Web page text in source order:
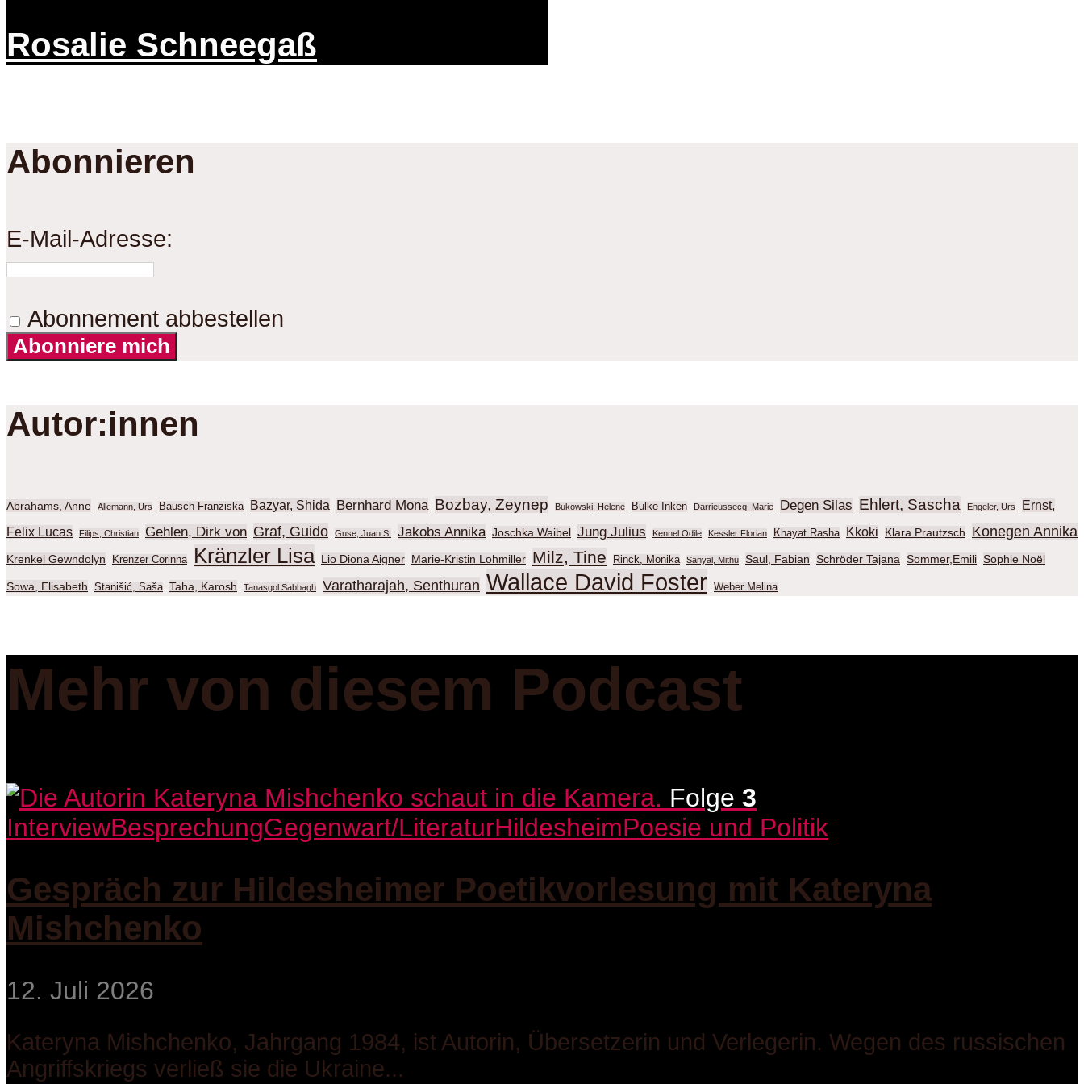
Rosalie Schneegaß
Abonnieren
E-Mail-Adresse:
Abonnement abbestellen
Abonniere mich
Autor:innen
Abrahams, Anne Allemann, Urs Bausch Franziska Bazyar, Shida Bernhard Mona Bozbay, Zeynep Bukowski, Helene Bulke Inken Darrieussecq, Marie Degen Silas Ehlert, Sascha Engeler, Urs
Ernst,
Felix Lucas
Filips, Christian Gehlen, Dirk von Graf, Guido Guse, Juan S. Jakobs Annika Joschka Waibel Jung Julius Kennel Odile Kessler Florian Khayat Rasha Kkoki Klara Prautzsch Konegen Annika
Krenkel Gewndolyn Krenzer Corinna Kränzler Lisa Lio Diona Aigner Marie-Kristin Lohmiller Milz, Tine Rinck, Monika Sanyal, Mithu Saul, Fabian Schröder Tajana Sommer,Emili Sophie Noël
Sowa, Elisabeth Stanišić, Saša Taha, Karosh Tanasgol Sabbagh Varatharajah, Senthuran Wallace David Foster Weber Melina
Mehr von diesem Podcast
Folge 3
InterviewBesprechungGegenwart/LiteraturHildesheimPoesie und Politik
Gespräch zur Hildesheimer Poetikvorlesung mit Kateryna
Mishchenko
12. Juli 2026
Kateryna Mishchenko, Jahrgang 1984, ist Autorin, Übersetzerin und Verlegerin. Wegen des russischen
Angriffskriegs verließ sie die Ukraine...